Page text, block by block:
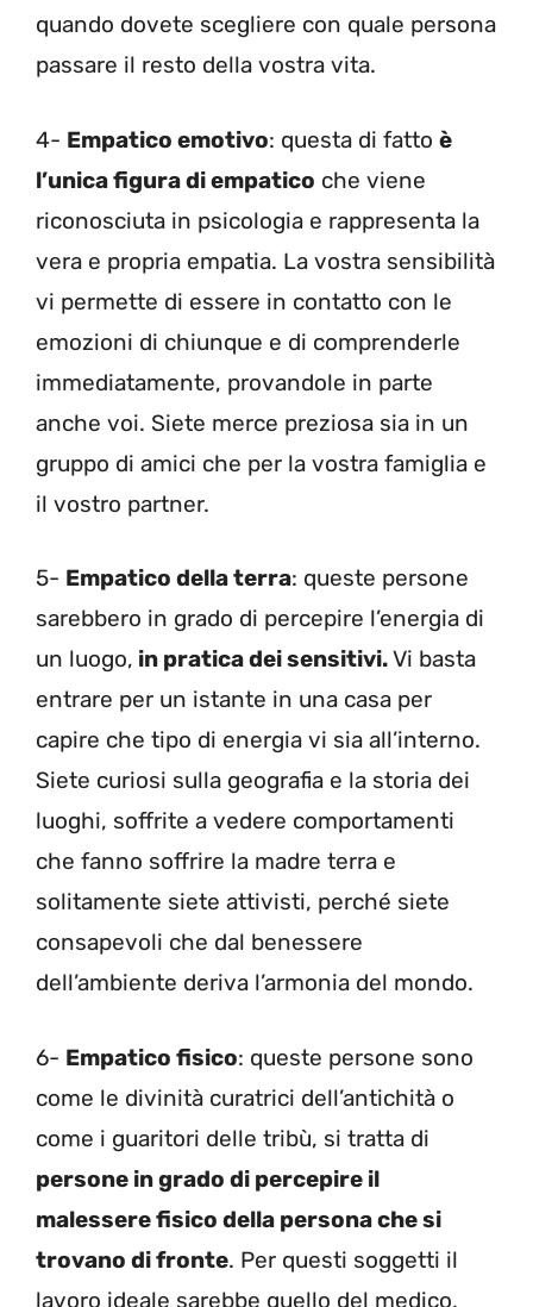
quando dovete scegliere con quale persona
passare il resto della vostra vita.
4- Empatico emotivo: questa di fatto è
l’unica figura di empatico che viene
riconosciuta in psicologia e rappresenta la
vera e propria empatia. La vostra sensibilità
vi permette di essere in contatto con le
emozioni di chiunque e di comprenderle
immediatamente, provandole in parte
anche voi. Siete merce preziosa sia in un
gruppo di amici che per la vostra famiglia e
il vostro partner.
5- Empatico della terra: queste persone
sarebbero in grado di percepire l’energia di
un luogo, in pratica dei sensitivi.Vi basta
entrare per un istante in una casa per
capire che tipo di energia vi sia all’interno.
Siete curiosi sulla geografia e la storia dei
luoghi, soffrite a vedere comportamenti
che fanno soffrire la madre terra e
solitamente siete attivisti, perché siete
consapevoli che dal benessere
dell’ambiente deriva l’armonia del mondo.
6- Empatico fisico: queste persone sono
come le divinità curatrici dell’antichità o
come i guaritori delle tribù, si tratta di
persone in grado di percepire il
malessere fisico della persona che si
trovano di fronte. Per questi soggetti il
lavoro ideale sarebbe quello del medico,